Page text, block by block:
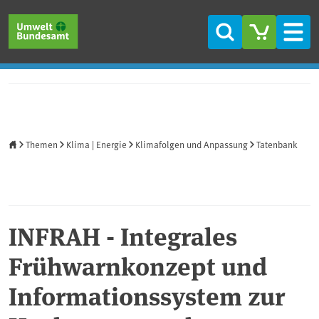
Suche
Themen Klima | Energie Klimafolgen und Anpassung Tatenbank
INFRAH - Integrales
Frühwarnkonzept und
Informationssystem zur